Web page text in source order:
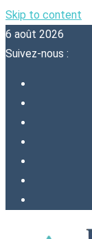
Skip to content
6 août 2026
Suivez-nous :